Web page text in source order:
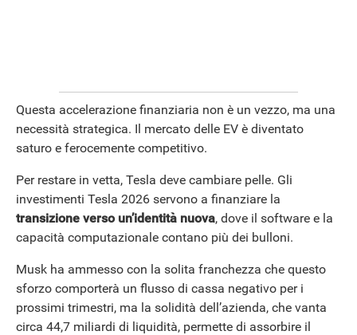
Questa accelerazione finanziaria non è un vezzo, ma una
necessità strategica. Il mercato delle EV è diventato
saturo e ferocemente competitivo.
Per restare in vetta, Tesla deve cambiare pelle. Gli
investimenti Tesla 2026 servono a finanziare la
transizione verso un’identità nuova, dove il software e la
capacità computazionale contano più dei bulloni.
Musk ha ammesso con la solita franchezza che questo
sforzo comporterà un flusso di cassa negativo per i
prossimi trimestri, ma la solidità dell’azienda, che vanta
circa 44,7 miliardi di liquidità, permette di assorbire il